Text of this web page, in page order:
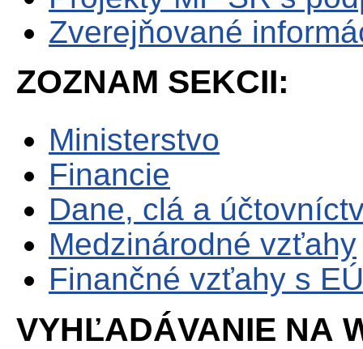
Zverejňované
ZOZNAM SEKCII:
Ministerstvo
Financie
Dane, clá a
Medzinárodné vzťahy
Finančné vzťahy s EÚ
VYHĽADÁVANIE NA